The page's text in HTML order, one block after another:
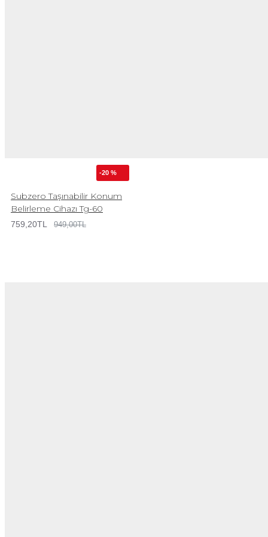
-20 %
Subzero Taşınabilir Konum
Belirleme Cihazı Tg-60
759,20TL 949,00TL